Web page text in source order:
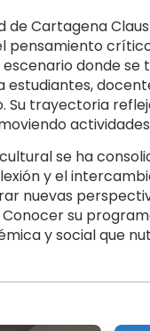
de Cartagena
pensamiento
escenario donde
estudiantes,
Su trayectoria
se ha
y el
nuevas
su
y social que